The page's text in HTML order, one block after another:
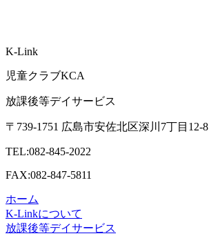
K-Link
児童クラブKCA
放課後等デイサービス
〒739-1751 広島市安佐北区深川7丁目12-8
TEL:082-845-2022
FAX:082-847-5811
ホーム
K-Linkについて
放課後等デイサービス